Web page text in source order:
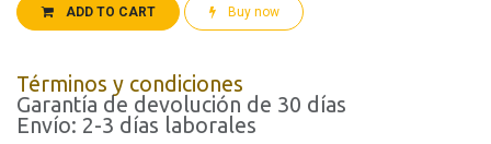
ADD TO CART Buy now
Términos y condiciones
Garantía de devolución de 30 días
Envío: 2-3 días laborales